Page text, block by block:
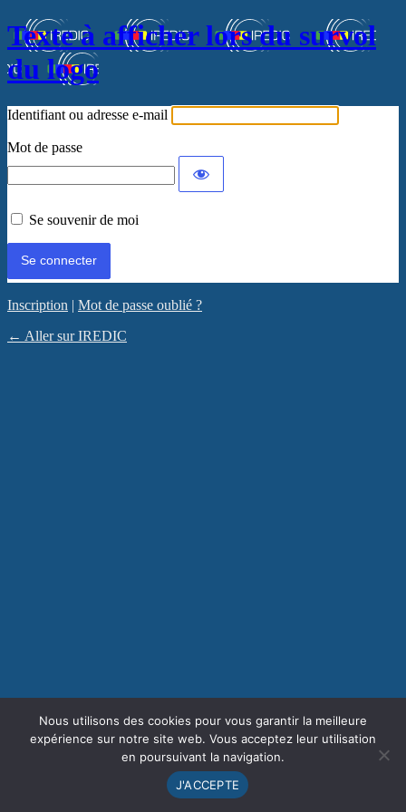
Texte à afficher lors du survol
du logo
Identifiant ou adresse e-mail
Mot de passe
Se souvenir de moi
Inscription | Mot de passe oublié ?
← Aller sur IREDIC
Nous utilisons des cookies pour vous garantir la meilleure
expérience sur notre site web. Vous acceptez leur utilisation
en poursuivant la navigation.
J'ACCEPTE